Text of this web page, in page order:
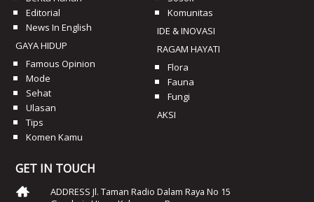
Editorial
News In English
GAYA HIDUP
Famous Opinion
Mode
Sehat
Ulasan
Tips
Komen Kamu
Komunitas
IDE & INOVASI
RAGAM HAYATI
Flora
Fauna
Fungi
AKSI
GET IN TOUCH
ADDRESS Jl. Taman Radio Dalam Raya No 15